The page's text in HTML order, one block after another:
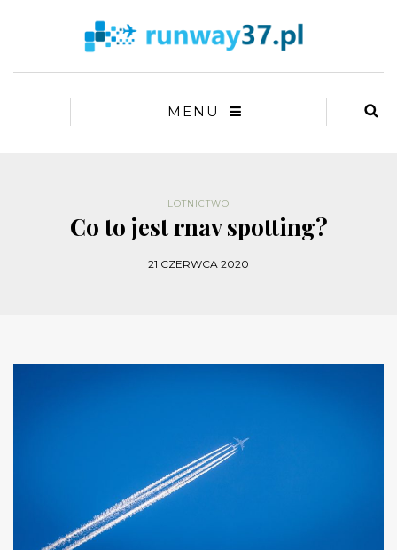
MENU
LOTNICTWO
Co to jest rnav spotting?
21 CZERWCA 2020